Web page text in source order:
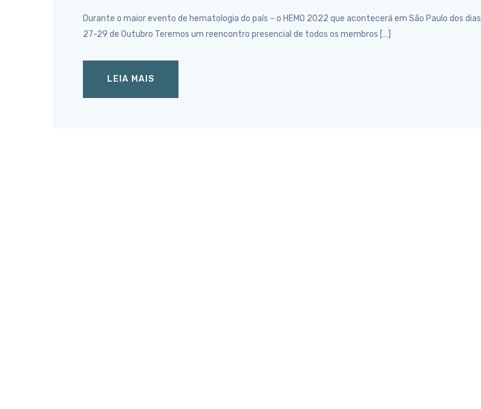
Durante o maior evento de hematologia do país – o HEMO 2022 que acontecerá em São Paulo dos dias
27-29 de Outubro Teremos um reencontro presencial de todos os membros […]
LEIA MAIS